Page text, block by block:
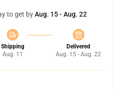
to get byAug. 15 - Aug. 22
Shipping
Aug. 11
Delivered
Aug. 15 - Aug. 22